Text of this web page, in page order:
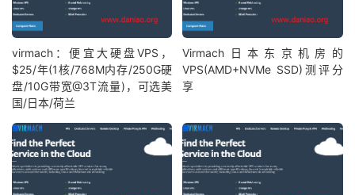
virmach：便宜大硬盘VPS，
$25/年(1核/768M内存/250G硬
盘/10G带宽@3T流量)，可选美
国/日本/荷兰
Virmach日本东京机房的
VPS(AMD+NVMe SSD)测评分
享